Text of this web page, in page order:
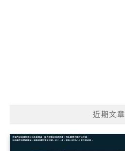
近期文章